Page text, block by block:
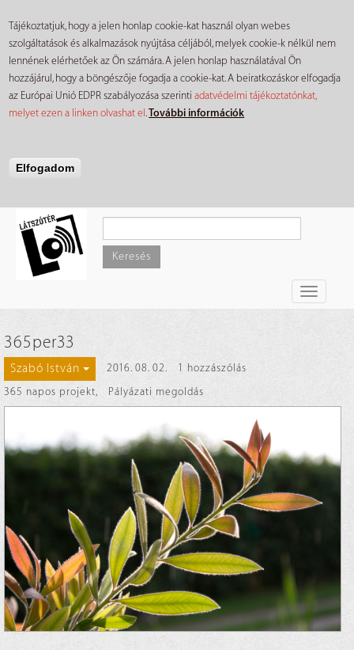
Tájékoztatjuk, hogy a jelen honlap cookie-kat használ olyan webes
szolgáltatások és alkalmazások nyújtása céljából, melyek cookie-k nélkül nem
lennének elérhetőek az Ön számára. A jelen honlap használatával Ön
hozzájárul, hogy a böngészője fogadja a cookie-kat. A beiratkozáskor elfogadja
az Európai Unió EDPR szabályozása szerintiadatvédelmi tájékoztatónkat,
melyet ezen a linken olvashat el.További információk
Elfogadom
tartalomra
Keresés
Toggle
365per33
Szabó István 2016. 08. 02.
1 hozzászólás
365 napos projekt, Pályázati megoldás